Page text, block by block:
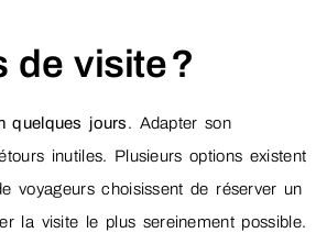
de visite ?
quelques jours. Adapter son
inutiles. Plusieurs options existent
voyageurs choisissent de réserver un
la visite le plus sereinement possible.